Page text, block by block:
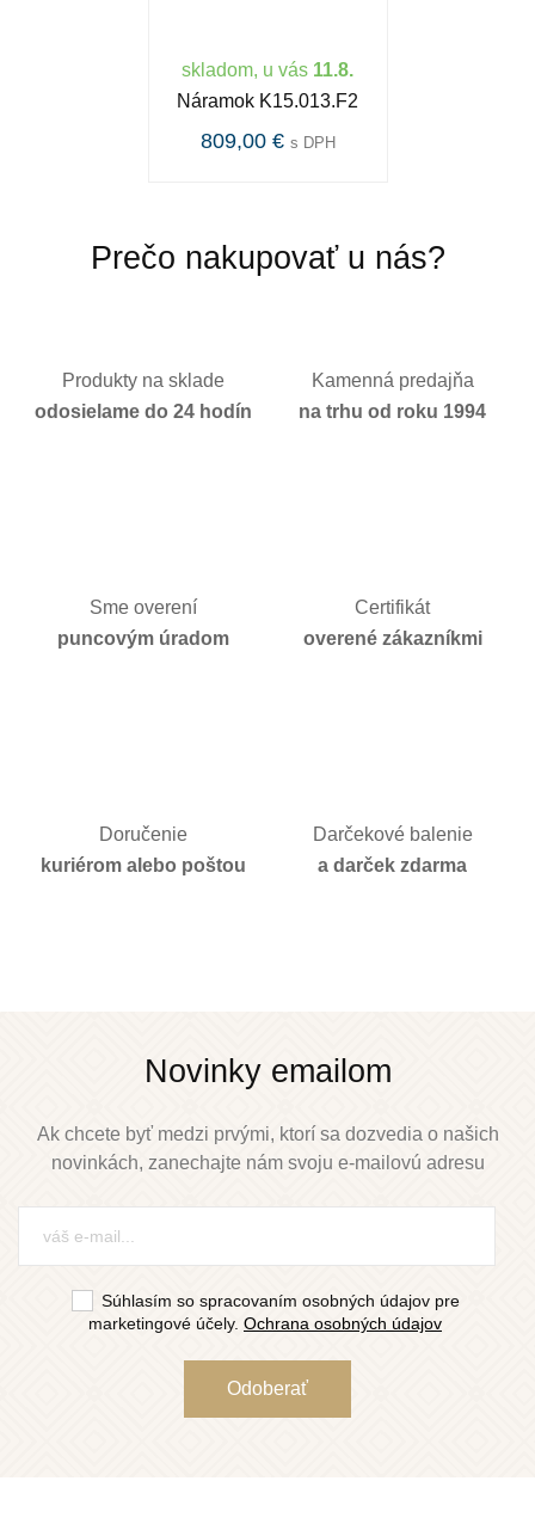
skladom, u vás 11.8.
Náramok K15.013.F2
809,00 € s DPH
Prečo nakupovať u nás?
Produkty na sklade
odosielame do 24 hodín
Kamenná predajňa
na trhu od roku 1994
Sme overení
puncovým úradom
Certifikát
overené zákazníkmi
Doručenie
kuriérom alebo poštou
Darčekové balenie
a darček zdarma
Novinky emailom
Ak chcete byť medzi prvými, ktorí sa dozvedia o našich
novinkách, zanechajte nám svoju e-mailovú adresu
Súhlasím so spracovaním osobných údajov pre
marketingové účely. Ochrana osobných údajov